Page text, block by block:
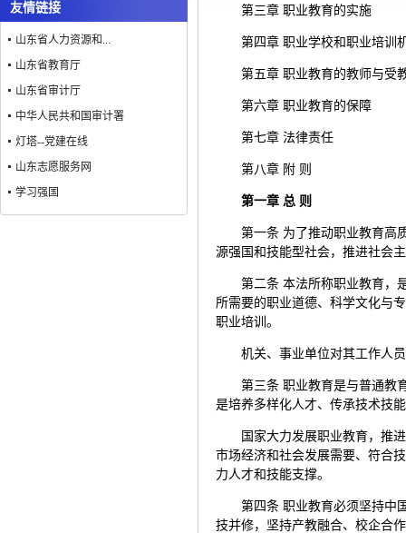
友情链接
山东省人力资源和...
山东省教育厅
山东省审计厅
中华人民共和国审计署
灯塔--党建在线
山东志愿服务网
学习强国
第三章 职业教育的实施
第四章 职业学校和职业培训
第五章 职业教育的教师与受
第六章 职业教育的保障
第七章 法律责任
第八章 附 则
第一章 总 则
第一条 为了推动职业教育高
源强国和技能型社会，推进社会
第二条 本法所称职业教育，
所需要的职业道德、科学文化与
职业培训。
机关、事业单位对其工作人
第三条 职业教育是与普通教
是培养多样化人才、传承技术技
国家大力发展职业教育，推
市场经济和社会发展需要、符合
力人才和技能支撑。
第四条 职业教育必须坚持中
技并修，坚持产教融合、校企合